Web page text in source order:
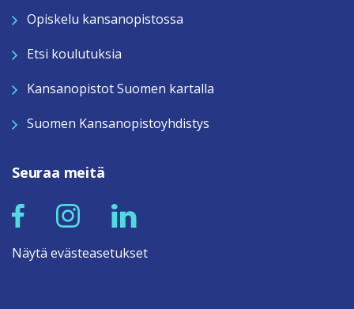
Opiskelu kansanopistossa
Etsi koulutuksia
Kansanopistot Suomen kartalla
Suomen Kansanopistoyhdistys
Seuraa meitä
Näytä evästeasetukset